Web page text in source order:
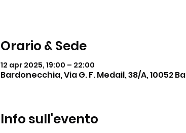
Orario & Sede
12 apr 2025, 19:00 – 22:00
Bardonecchia, Via G. F. Medail, 38/A, 10052
Info sull'evento